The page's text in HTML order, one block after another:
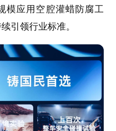
模应用空腔灌蜡防腐工
引领行业标准。